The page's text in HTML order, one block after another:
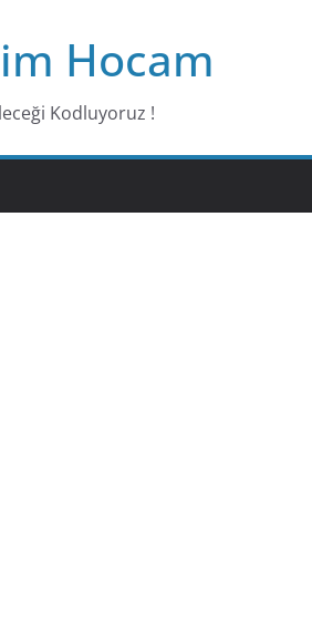
Hocam
Kodluyoruz !